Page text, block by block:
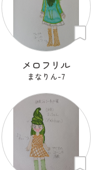
メロフリル
まなりん-7